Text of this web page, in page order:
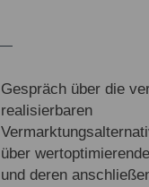
Gespräch über die
realisierbaren
über
und deren